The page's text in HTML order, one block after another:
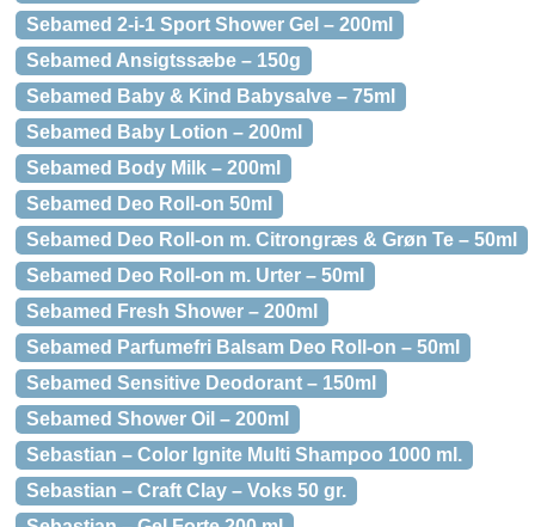
Sebamed 2-i-1 Sport Shower Gel – 200ml
Sebamed Ansigtssæbe – 150g
Sebamed Baby & Kind Babysalve – 75ml
Sebamed Baby Lotion – 200ml
Sebamed Body Milk – 200ml
Sebamed Deo Roll-on 50ml
Sebamed Deo Roll-on m. Citrongræs & Grøn Te – 50ml
Sebamed Deo Roll-on m. Urter – 50ml
Sebamed Fresh Shower – 200ml
Sebamed Parfumefri Balsam Deo Roll-on – 50ml
Sebamed Sensitive Deodorant – 150ml
Sebamed Shower Oil – 200ml
Sebastian – Color Ignite Multi Shampoo 1000 ml.
Sebastian – Craft Clay – Voks 50 gr.